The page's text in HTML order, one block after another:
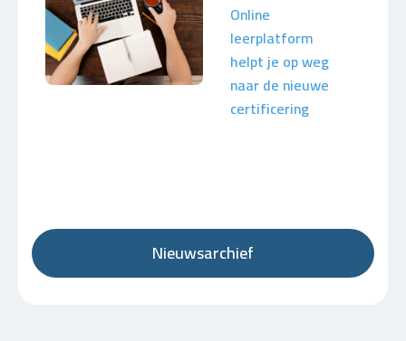
Online
leerplatform
helpt je op weg
naar de nieuwe
certificering
Nieuwsarchief